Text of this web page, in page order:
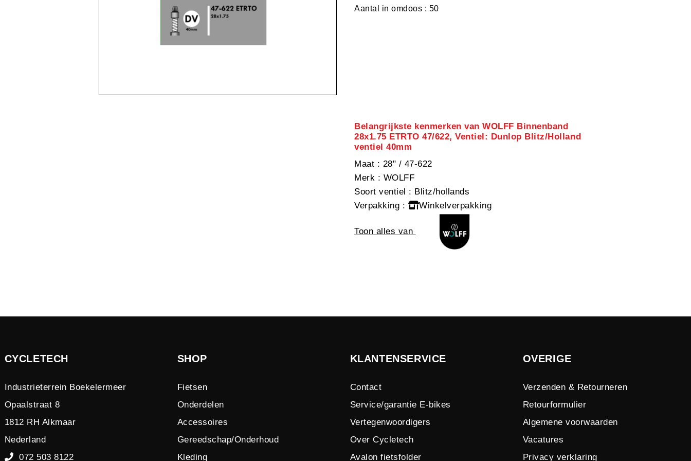
Aantal in omdoos : 50
Belangrijkste kenmerken van WOLFF Binnenband
28x1.75 ETRTO 47/622, Ventiel: Dunlop Blitz/Holland
ventiel 40mm
Maat : 28" / 47-622
Merk : WOLFF
Soort ventiel : Blitz/hollands
Verpakking : Winkelverpakking
Toon alles van
CYCLETECH
Industrieterrein Boekelermeer
Opaalstraat 8
1812 RH Alkmaar
Nederland
072 503 8122
SHOP
Fietsen
Onderdelen
Accessoires
Gereedschap/Onderhoud
Kleding
KLANTENSERVICE
Contact
Service/garantie E-bikes
Vertegenwoordigers
Over Cycletech
Avalon fietsfolder
OVERIGE
Verzenden & Retourneren
Retourformulier
Algemene voorwaarden
Vacatures
Privacy verklaring